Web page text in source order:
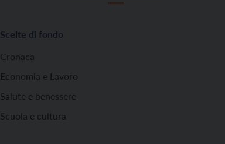
Scelte di fondo
Cronaca
Economia e Lavoro
Salute e benessere
Scuola e cultura